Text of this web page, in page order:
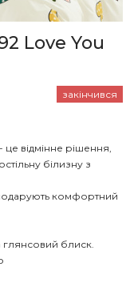
Love You
закінчився
це відмінне рішення,
білизну з
подарують комфортний
глянсовий блиск.